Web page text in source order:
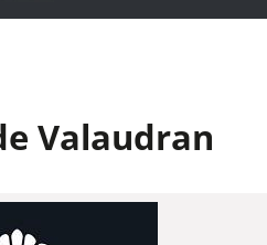
Valaudran